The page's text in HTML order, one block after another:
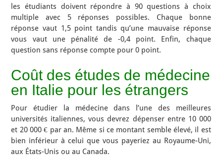
les étudiants doivent répondre à 90 questions à choix
multiple avec 5 réponses possibles. Chaque bonne
réponse vaut 1,5 point tandis qu’une mauvaise réponse
vous vaut une pénalité de -0,4 point. Enfin, chaque
question sans réponse compte pour 0 point.
Coût des études de médecine
en Italie pour les étrangers
Pour étudier la médecine dans l’une des meilleures
universités italiennes, vous devrez dépenser entre 10 000
et 20 000 € par an. Même si ce montant semble élevé, il est
bien inférieur à celui que vous payeriez au Royaume-Uni,
aux États-Unis ou au Canada.